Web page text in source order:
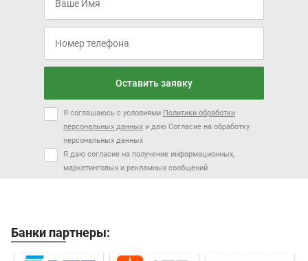
Оставить заявку
Я соглашаюсь с условиями Политики обработки
персональных данных и даю Согласие на обработку
персональных данных
Я даю согласие на получение информационных,
маркетинговых и рекламных сообщений
Банки партнеры: